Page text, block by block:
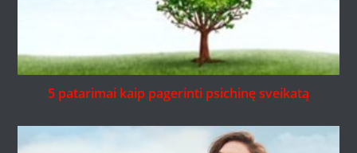
5 patarimai kaip pagerinti psichinę sveikatą